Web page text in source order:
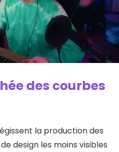
des courbes
la production des
design les moins visibles